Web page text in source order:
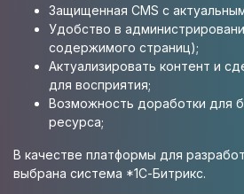
Защищенная CMS с
Удобство в
содержимого страниц);
Актуализировать контент и
для восприятия;
Возможность доработки для
ресурса;
В качестве платформы для
выбрана система *1С-Битрикс.